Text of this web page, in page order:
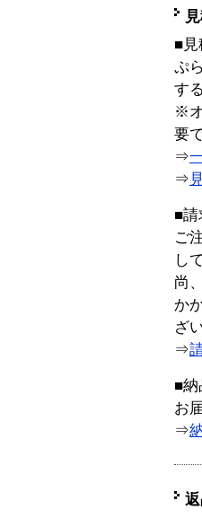
■見
ぷ
す
※
要
⇒
⇒
■請
ご
し
尚
か
ざ
⇒
■納
お
⇒